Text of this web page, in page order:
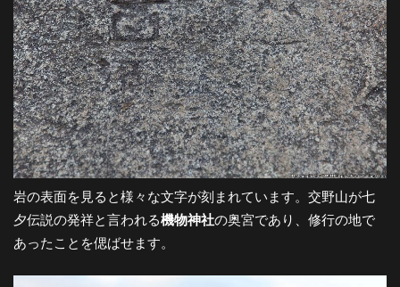
訪-
岩の表面を見ると様々な文字が刻まれています。交野山が七
夕伝説の発祥と言われる機物神社の奥宮であり、修行の地で
あったことを偲ばせます。